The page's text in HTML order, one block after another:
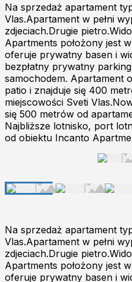
Na sprzedaż apartament
Vlas.Apartament w pełni
zdjeciach.Drugie
Apartments położony jest
oferuje prywatny basen i
bezpłatny prywatny
samochodem. Apartament
patio i znajduje się 400
miejscowości Sveti
się 500 metrów od
Najbliższe lotnisko, port
od obiektu Incanto
Na sprzedaż apartament
Vlas.Apartament w pełni
zdjeciach.Drugie
Apartments położony jest
oferuje prywatny basen i